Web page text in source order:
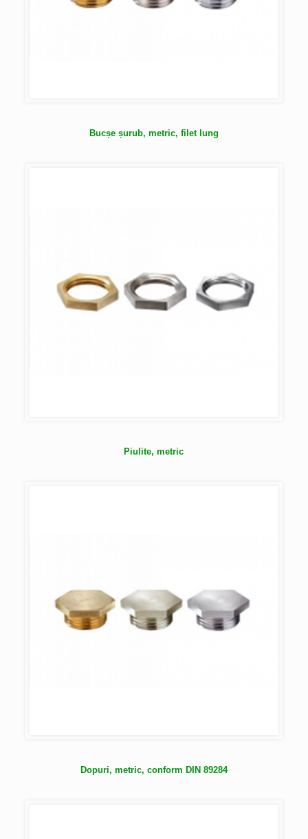
Bucșe șurub, metric, filet lung
Piulite, metric
Dopuri, metric, conform DIN 89284